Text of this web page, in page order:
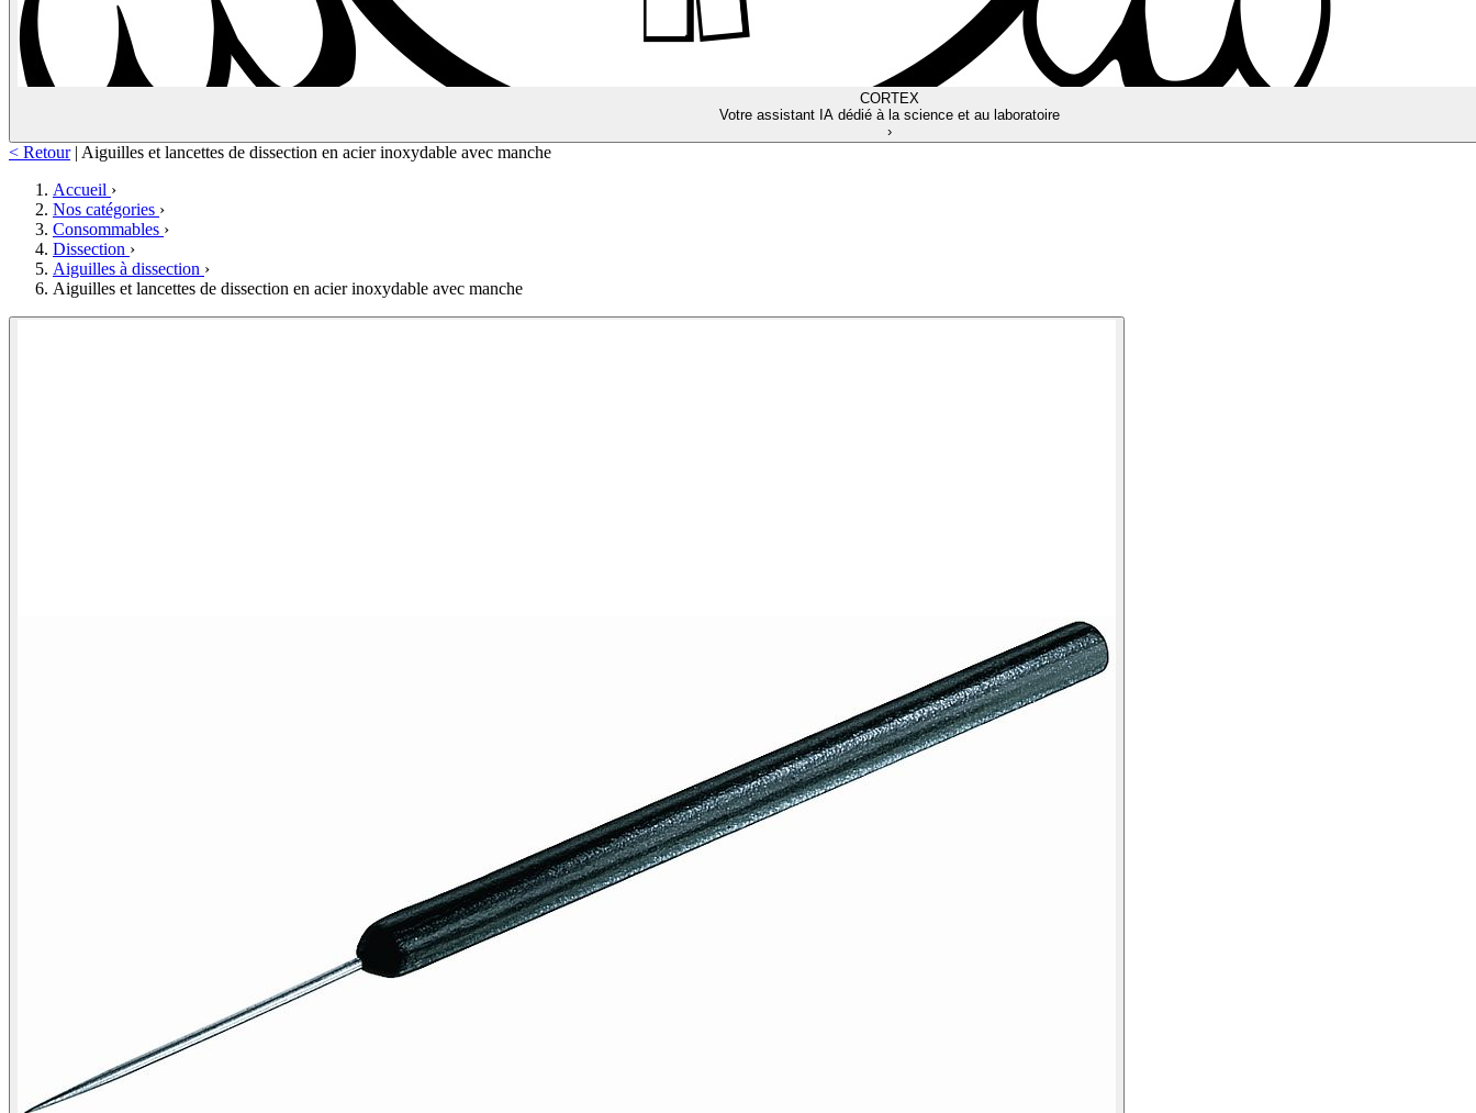
CORTEX
Votre assistant IA dédié à la science et au laboratoire
›
< Retour | Aiguilles et lancettes de dissection en acier inoxydable avec manche
Accueil ›
Nos catégories ›
Consommables ›
Dissection ›
Aiguilles à dissection ›
Aiguilles et lancettes de dissection en acier inoxydable avec manche